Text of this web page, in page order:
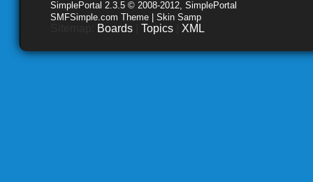
SimplePortal 2.3.5 © 2008-2012, SimplePortal
SMFSimple.com Theme | Skin Samp
Boards Topics XML